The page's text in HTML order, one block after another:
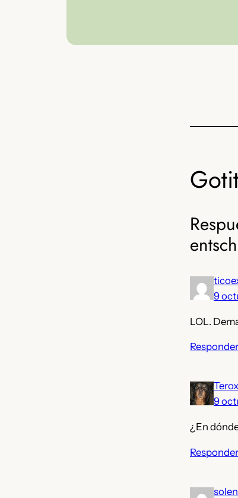
9
LOL.
Responder
Terox
9
¿En
Responder